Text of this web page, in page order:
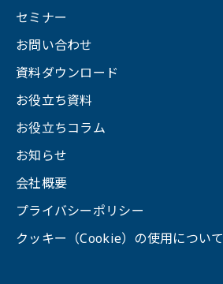
セミナー
お問い合わせ
資料ダウンロード
お役立ち資料
お役立ちコラム
お知らせ
会社概要
プライバシーポリシー
クッキー（Cookie）の使用について